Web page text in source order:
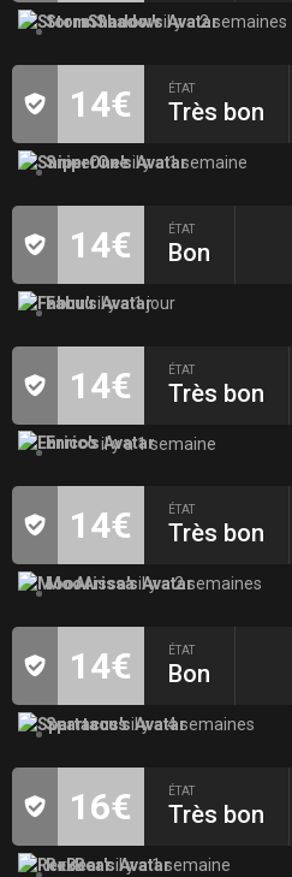
StormShadowil y a 2 semaines
14€ ÉTAT
Très bon
SniperOneil y a 1 semaine
14€ ÉTAT
Bon
Fabuuil y a 1 jour
14€ ÉTAT
Très bon
Enricoil y a 1 semaine
14€ ÉTAT
Très bon
MooArissail y a 2 semaines
14€ ÉTAT
Bon
Spartacusil y a 4 semaines
16€ ÉTAT
Très bon
RexBearil y a 1 semaine